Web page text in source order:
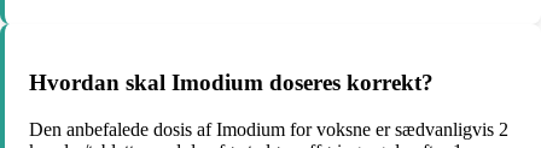
Hvordan skal Imodium doseres korrekt?
Den anbefalede dosis af Imodium for voksne er sædvanligvis 2